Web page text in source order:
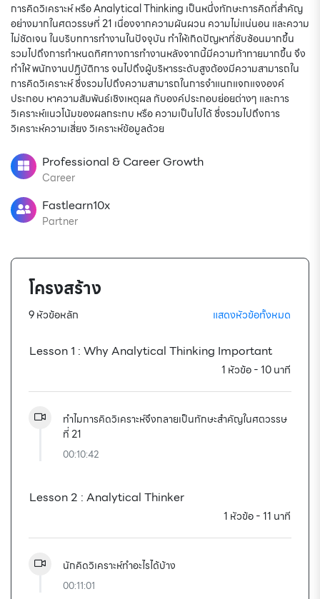
การคิดวิเคราะห์ หรือ Analytical Thinking เป็นหนึ่งทักษะการคิดที่สำคัญ
อย่างมากในศตวรรษที่ 21 เนื่องจากความผันผวน ความไม่แน่นอน และความ
ไม่ชัดเจน ในบริบทการทำงานในปัจจุบัน ทำให้เกิดปัญหาที่ซับซ้อนมากขึ้น
รวมไปถึงการกำหนดทิศทางการทำงานหลังจากนี้มีความท้าทายมากขึ้น จึง
ทำให้ พนักงานปฏิบัติการ จนไปถึงผู้บริหารระดับสูงต้องมีความสามารถใน
การคิดวิเคราะห์ ซึ่งรวมไปถึงความสามารถในการจำแนกแจกแจงองค์
ประกอบ หาความสัมพันธ์เชิงเหตุผล กับองค์ประกอบย่อยต่างๆ และการ
วิเคราะห์แนวโน้มของผลกระทบ หรือ ความเป็นไปได้ ซึ่งรวมไปถึงการ
วิเคราะห์ความเสี่ยง วิเคราะห์ข้อมูลด้วย
Professional & Career Growth
Career
Fastlearn10x
Partner
โครงสร้าง
9 หัวข้อหลัก แสดงหัวข้อทั้งหมด
Lesson 1 : Why Analytical Thinking Important
1 หัวข้อ - 10 นาที
ทำไมการคิดวิเคราะห์จึงกลายเป็นทักษะสำคัญในศตวรรษ
ที่ 21
00:10:42
Lesson 2 : Analytical Thinker
1 หัวข้อ - 11 นาที
นักคิดวิเคราะห์ทำอะไรได้บ้าง
00:11:01